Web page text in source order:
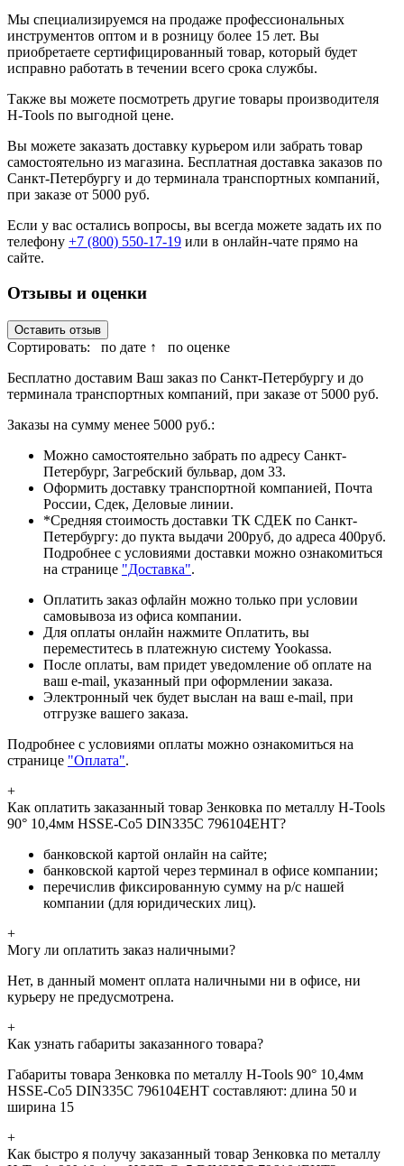
Мы специализируемся на продаже профессиональных
инструментов оптом и в розницу более 15 лет. Вы
приобретаете сертифицированный товар, который будет
исправно работать в течении всего срока службы.
Также вы можете посмотреть другие товары производителя
H-Tools по выгодной цене.
Вы можете заказать доставку курьером или забрать товар
самостоятельно из магазина. Бесплатная доставка заказов по
Санкт-Петербургу и до терминала транспортных компаний,
при заказе от 5000 руб.
Если у вас остались вопросы, вы всегда можете задать их по
телефону +7 (800) 550-17-19 или в онлайн-чате прямо на
сайте.
Отзывы и оценки
Оставить отзыв
Сортировать: по дате ↑
по оценке
Бесплатно доставим Ваш заказ по Санкт-Петербургу и до
терминала транспортных компаний, при заказе от 5000 руб.
Заказы на сумму менее 5000 руб.:
Можно самостоятельно забрать по адресу Санкт-
Петербург, Загребский бульвар, дом 33.
Оформить доставку транспортной компанией, Почта
России, Сдек, Деловые линии.
*Средняя стоимость доставки ТК СДЕК по Санкт-
Петербургу: до пукта выдачи 200руб, до адреса 400руб.
Подробнее с условиями доставки можно ознакомиться
на странице "Доставка".
Оплатить заказ офлайн можно только при условии
самовывоза из офиса компании.
Для оплаты онлайн нажмите Оплатить, вы
переместитесь в платежную систему Yookassa.
После оплаты, вам придет уведомление об оплате на
ваш e-mail, указанный при оформлении заказа.
Электронный чек будет выслан на ваш e-mail, при
отгрузке вашего заказа.
Подробнее с условиями оплаты можно ознакомиться на
странице "Оплата".
+
Как оплатить заказанный товар Зенковка по металлу H-Tools
90° 10,4мм HSSE-Co5 DIN335C 796104EHT?
банковской картой онлайн на сайте;
банковской картой через терминал в офисе компании;
перечислив фиксированную сумму на р/с нашей
компании (для юридических лиц).
+
Могу ли оплатить заказ наличными?
Нет, в данный момент оплата наличными ни в офисе, ни
курьеру не предусмотрена.
+
Как узнать габариты заказанного товара?
Габариты товара Зенковка по металлу H-Tools 90° 10,4мм
HSSE-Co5 DIN335C 796104EHT составляют: длина 50 и
ширина 15
+
Как быстро я получу заказанный товар Зенковка по металлу